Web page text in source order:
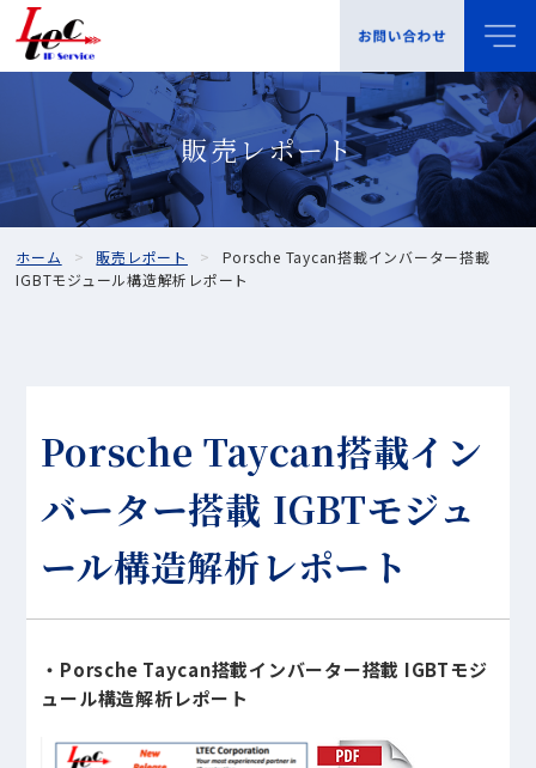
販売レポート
ホーム 販売レポート
Porsche Taycan搭載インバーター搭載
IGBTモジュール構造解析レポート
Porsche Taycan搭載イン
バーター搭載 IGBTモジュ
ール構造解析レポート
・Porsche Taycan搭載インバーター搭載 IGBTモジ
ュール構造解析レポート